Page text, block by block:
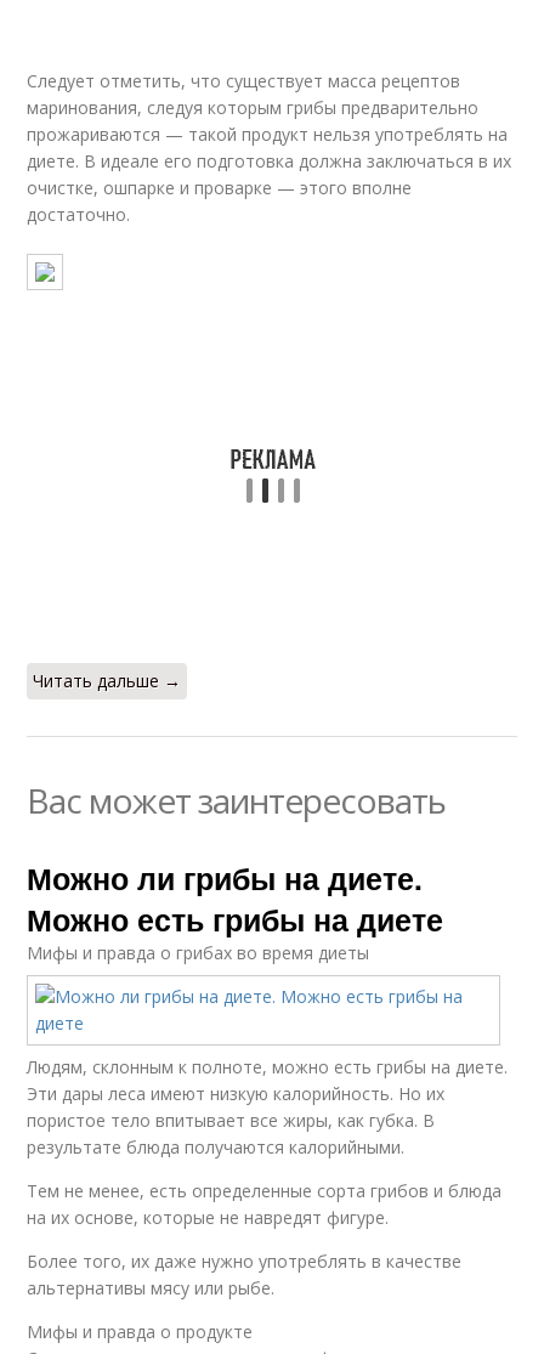
Следует отметить, что существует масса рецептов
маринования, следуя которым грибы предварительно
прожариваются — такой продукт нельзя употреблять на
диете. В идеале его подготовка должна заключаться в их
очистке, ошпарке и проварке — этого вполне
достаточно.
Читать дальше →
Вас может заинтересовать
Можно ли грибы на диете.
Можно есть грибы на диете
Мифы и правда о грибах во время диеты
Людям, склонным к полноте, можно есть грибы на диете.
Эти дары леса имеют низкую калорийность. Но их
пористое тело впитывает все жиры, как губка. В
результате блюда получаются калорийными.
Тем не менее, есть определенные сорта грибов и блюда
на их основе, которые не навредят фигуре.
Более того, их даже нужно употреблять в качестве
альтернативы мясу или рыбе.
Мифы и правда о продукте